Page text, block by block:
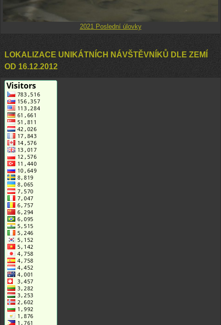
2021 Poslední úlovky
LOKALIZACE UNIKÁTNÍCH NÁVŠTĚVNÍKŮ DLE ZEMÍ
OD 16.12.2012